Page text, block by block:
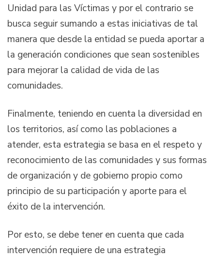
Unidad para las Víctimas y por el contrario se
busca seguir sumando a estas iniciativas de tal
manera que desde la entidad se pueda aportar a
la generación condiciones que sean sostenibles
para mejorar la calidad de vida de las
comunidades.
Finalmente, teniendo en cuenta la diversidad en
los territorios, así como las poblaciones a
atender, esta estrategia se basa en el respeto y
reconocimiento de las comunidades y sus formas
de organización y de gobierno propio como
principio de su participación y aporte para el
éxito de la intervención.
Por esto, se debe tener en cuenta que cada
intervención requiere de una estrategia